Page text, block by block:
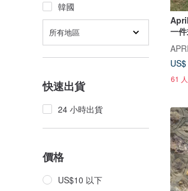
韓國
所有地區
快速出貨
24 小時出貨
價格
US$10 以下
一
61